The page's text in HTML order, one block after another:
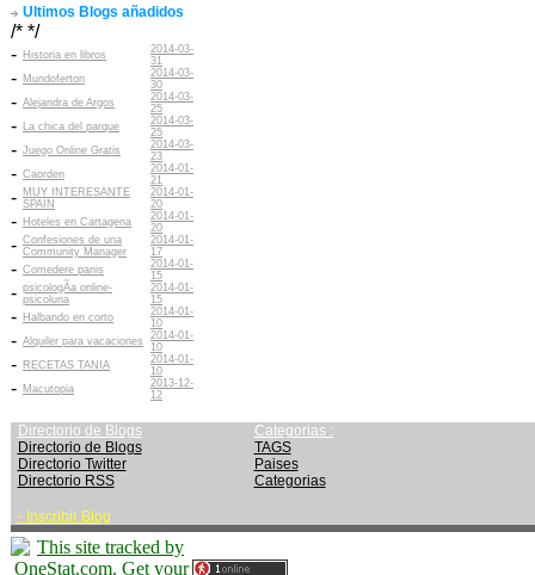
Ultimos Blogs añadidos
/* */
- Historia en libros
2014-03-
31
- Mundoferton
2014-03-
30
- Alejandra de Argos
2014-03-
25
- La chica del parque
2014-03-
25
- Juego Online Gratis
2014-03-
23
- Caorden
2014-01-
21
- MUY INTERESANTE
SPAIN
2014-01-
20
- Hoteles en Cartagena
2014-01-
20
- Confesiones de una
Community Manager
2014-01-
17
- Comedere panis
2014-01-
15
- psicologÃ­a online-
psicoluna
2014-01-
15
- Halbando en corto
2014-01-
10
- Alquiler para vacaciones
2014-01-
10
- RECETAS TANIA
2014-01-
10
- Macutopia
2013-12-
12
Directorio de Blogs
Directorio de Blogs
Directorio Twitter
Directorio RSS
- Inscribir Blog
Categorias :
TAGS
Paises
Categorias